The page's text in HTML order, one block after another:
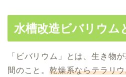
水槽改造ビバリウム
「ビバリウム」とは、生き物
間のこと。 乾燥系ならテラリ